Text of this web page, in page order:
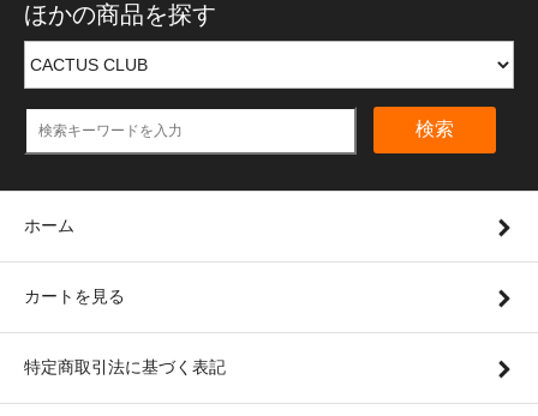
ほかの商品を探す
検索
ホーム
カートを見る
特定商取引法に基づく表記